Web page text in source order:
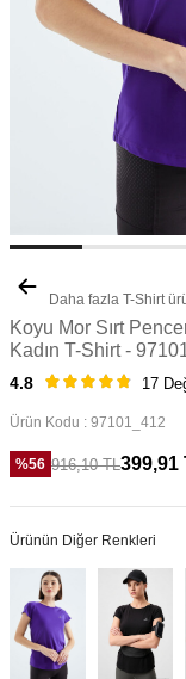
Daha fazla T-Shirt
Koyu Mor Sırt
Kadın T-Shirt -
4.8 17
Ürün Kodu : 97101_412
%56 916,10TL399,91
Ürünün Diğer Renkleri